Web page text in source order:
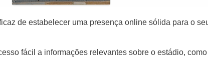
de estabelecer uma presença online sólida para o
fácil a informações relevantes sobre o estádio, como